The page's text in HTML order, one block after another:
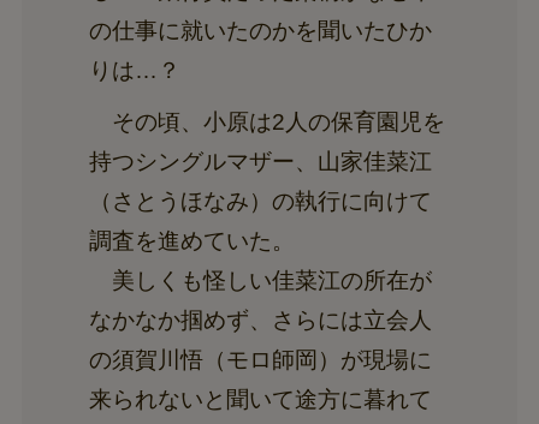
の仕事に就いたのかを聞いたひか
りは…？
その頃、小原は2人の保育園児を
持つシングルマザー、山家佳菜江
（さとうほなみ）の執行に向けて
調査を進めていた。
美しくも怪しい佳菜江の所在が
なかなか掴めず、さらには立会人
の須賀川悟（モロ師岡）が現場に
来られないと聞いて途方に暮れて